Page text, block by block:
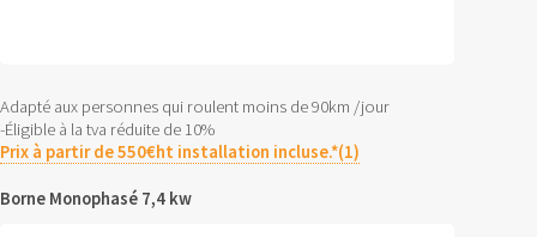
Adapté aux personnes qui roulent moins de 90km /jour
-Éligible à la tva réduite de 10%
Prix à partir de 550€ht installation incluse.*(1)
Borne Monophasé 7,4 kw